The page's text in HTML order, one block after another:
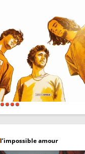
l’impossible amour